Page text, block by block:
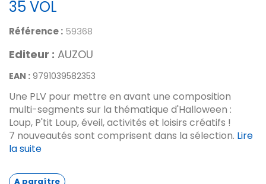
35 VOL
Référence : 59368
Editeur : AUZOU
EAN : 9791039582353
Une PLV pour mettre en avant une composition
multi-segments sur la thématique d'Halloween :
Loup, P'tit Loup, éveil, activités et loisirs créatifs !
7 nouveautés sont comprisent dans la sélection. Lire
la suite
A paraître